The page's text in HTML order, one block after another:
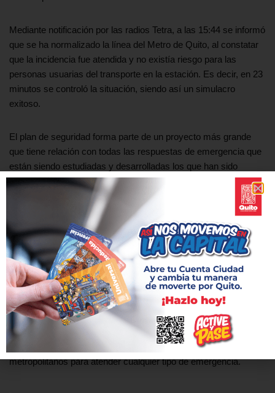
Mediante notificación por las radios Tetra, a las 15:44 se informó
que se ha normalizado la línea del Metro de Quito, al constatar
que la incidencia fue atendida y no existía riesgo para las
personas usuarias del transporte en la estación. Es decir, en 23
minutos se controló la situación, siendo así un simulacro
exitoso.
El plan de seguridad forma parte de un proyecto más grande
que tiene relación con todas las respuestas de emergencia que
están siendo estudiadas y desarrolladas los que han sido
socializadas con las instituciones relacionadas.
Por su parte el Gerente General del Metro de Quito Efraín
Bastidas señaló simultáneamente desde el Puesto de Control
Central, dónde supervisó la operación estratégica de las
acciones interinstitucionales, que se suscribió un convenio con
el ECU 911 para garantizar todas las operaciones y actividades
de respuesta de emergencia ante siniestros como el
mencionado. Esto implica una interacción permanente
directamente desde el Puesto Central de Control hacia la central
de gestión del ECU 911. Instó a la ciudadanía a confiar en los
organismos de control y en los sistemas nacionales y
metropolitanos para atender cualquier tipo de emergencia.